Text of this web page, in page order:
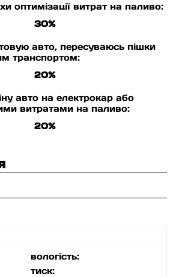
оптимізації витрат на паливо:
30%
авто, пересуваюсь пішки
транспортом:
20%
авто на електрокар або
витратами на паливо:
20%
вологість:
тиск: